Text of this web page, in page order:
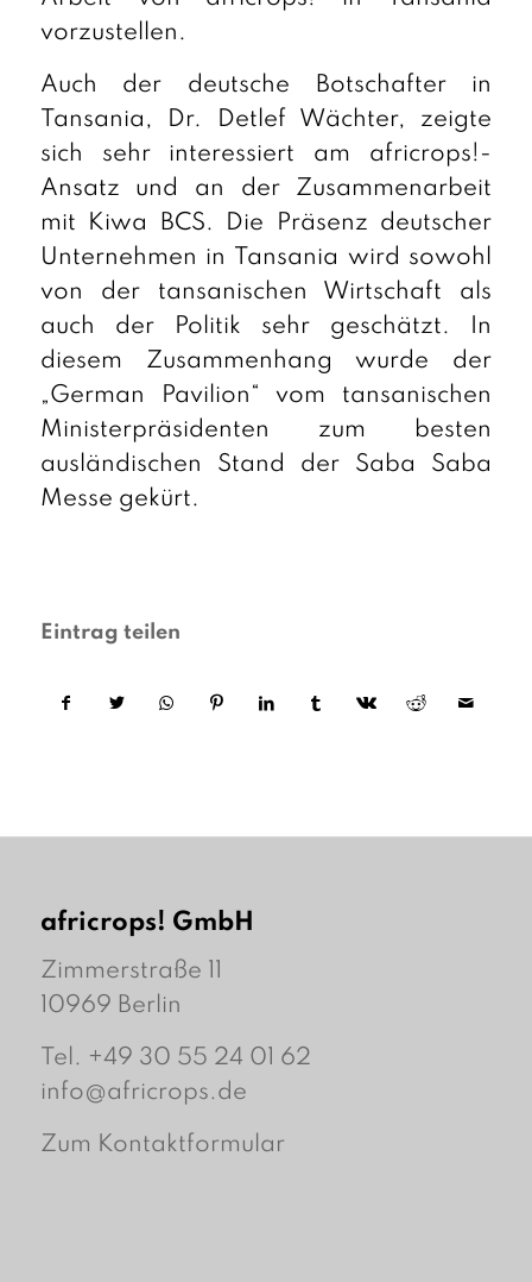
vorzustellen.
Auch der deutsche Botschafter in
Tansania, Dr. Detlef Wächter, zeigte
sich sehr interessiert am africrops!-
Ansatz und an der Zusammenarbeit
mit Kiwa BCS. Die Präsenz deutscher
Unternehmen in Tansania wird sowohl
von der tansanischen Wirtschaft als
auch der Politik sehr geschätzt. In
diesem Zusammenhang wurde der
„German Pavilion“ vom tansanischen
Ministerpräsidenten zum besten
ausländischen Stand der Saba Saba
Messe gekürt.
Eintrag teilen
africrops! GmbH
Zimmerstraße 11
10969 Berlin
Tel. +49 30 55 24 01 62
info@africrops.de
Zum Kontaktformular